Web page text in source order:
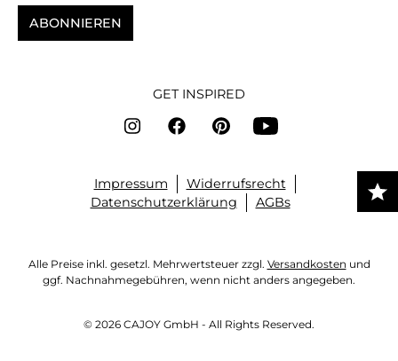
ABONNIEREN
GET INSPIRED
Impressum
Widerrufsrecht
Datenschutzerklärung
AGBs
Alle Preise inkl. gesetzl. Mehrwertsteuer zzgl. Versandkosten und
ggf. Nachnahmegebühren, wenn nicht anders angegeben.
© 2026 CAJOY GmbH - All Rights Reserved.